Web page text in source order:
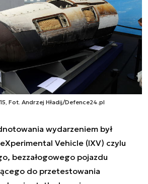
Fot. Andrzej Hładij/Defence24.pl
wydarzeniem był
Vehicle (IXV) czylu
bezzałogowego pojazdu
do przetestowania